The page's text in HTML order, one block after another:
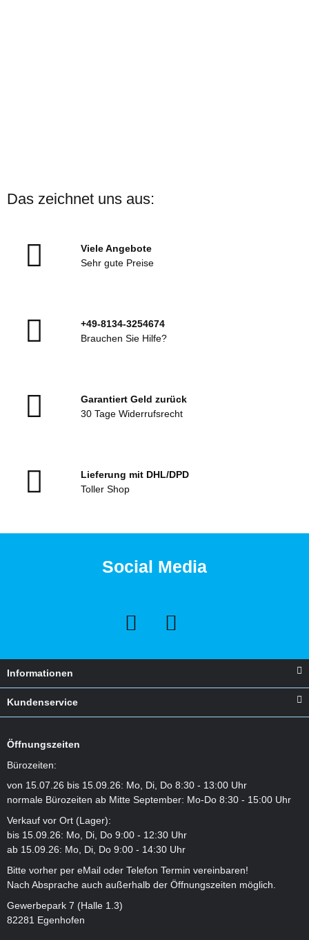
Verschiedene Motive
13,00 €*
Das zeichnet uns aus:
Viele Angebote
Sehr gute Preise
+49-8134-3254674
Brauchen Sie Hilfe?
Garantiert Geld zurück
30 Tage Widerrufsrecht
Lieferung mit DHL/DPD
Toller Shop
Social Media
Informationen
Kundenservice
Öffnungszeiten
Bürozeiten:
von 15.07.26 bis 15.09.26: Mo, Di, Do 8:30 - 13:00 Uhr
normale Bürozeiten ab Mitte September: Mo-Do 8:30 - 15:00 Uhr
Verkauf vor Ort (Lager):
bis 15.09.26: Mo, Di, Do 9:00 - 12:30 Uhr
ab 15.09.26: Mo, Di, Do 9:00 - 14:30 Uhr
Bitte vorher per eMail oder Telefon Termin vereinbaren!
Nach Absprache auch außerhalb der Öffnungszeiten möglich.
Gewerbepark 7 (Halle 1.3)
82281 Egenhofen